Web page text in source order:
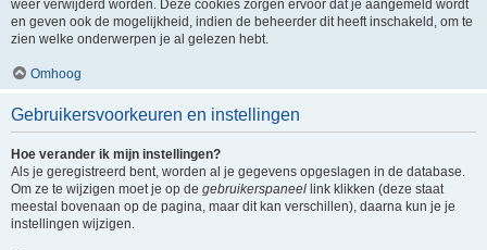
weer verwijderd worden. Deze cookies zorgen ervoor dat je aangemeld wordt
en geven ook de mogelijkheid, indien de beheerder dit heeft inschakeld, om te
zien welke onderwerpen je al gelezen hebt.
Omhoog
Gebruikersvoorkeuren en instellingen
Hoe verander ik mijn instellingen?
Als je geregistreerd bent, worden al je gegevens opgeslagen in de database.
Om ze te wijzigen moet je op de gebruikerspaneel link klikken (deze staat
meestal bovenaan op de pagina, maar dit kan verschillen), daarna kun je je
instellingen wijzigen.